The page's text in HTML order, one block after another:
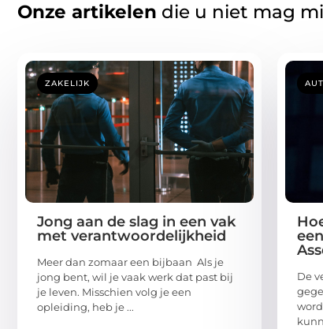
Onze artikelen die u niet mag
ZAKELIJK
Jong aan de slag in een vak
met verantwoordelijkheid
Meer dan zomaar een bijbaan Als je
jong bent, wil je vaak werk dat past bij
je leven. Misschien volg je een
opleiding, heb je ...
De